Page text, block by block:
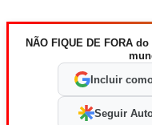
NÃO FIQUE DE FORA
Incluir
Seguir